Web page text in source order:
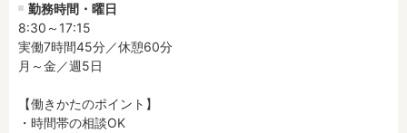
勤務時間・曜日
8:30～17:15
実働7時間45分／休憩60分
月～金／週5日
【働きかたのポイント】
・時間帯の相談OK